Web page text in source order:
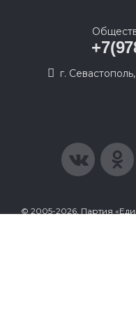
г.
© 2005-2026, Партия